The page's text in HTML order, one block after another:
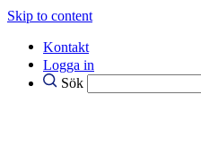
Skip to content
Kontakt
Logga in
Sök